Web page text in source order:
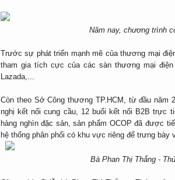
Năm nay, chương trình
Trước sự phát triển mạnh mẽ của thương mại
tham gia tích cực của các sàn thương mại
Lazada,...
Còn theo Sở Công thương TP.HCM, từ đầu
nghị kết nối cung cầu, 12 buổi kết nối B2B trực
hàng nghìn đặc sản, sản phẩm OCOP đã được
hệ thống phân phối có khu vực riêng để trưng bày
Bà Phan Thị Thắng -